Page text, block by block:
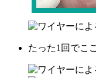
たった1回でこ